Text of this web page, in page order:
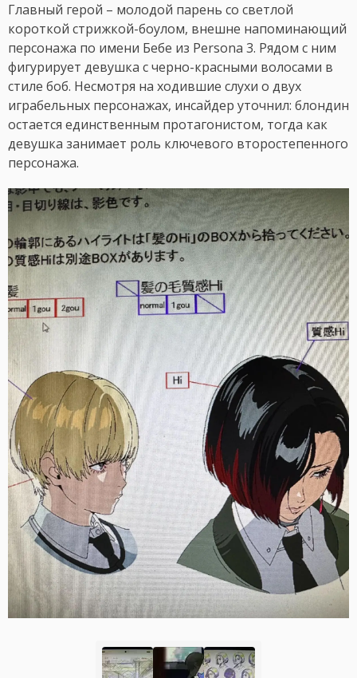
Главный герой – молодой парень со светлой
короткой стрижкой-боулом, внешне напоминающий
персонажа по имени Бебе из Persona 3. Рядом с ним
фигурирует девушка с черно-красными волосами в
стиле боб. Несмотря на ходившие слухи о двух
играбельных персонажах, инсайдер уточнил: блондин
остается единственным протагонистом, тогда как
девушка занимает роль ключевого второстепенного
персонажа.